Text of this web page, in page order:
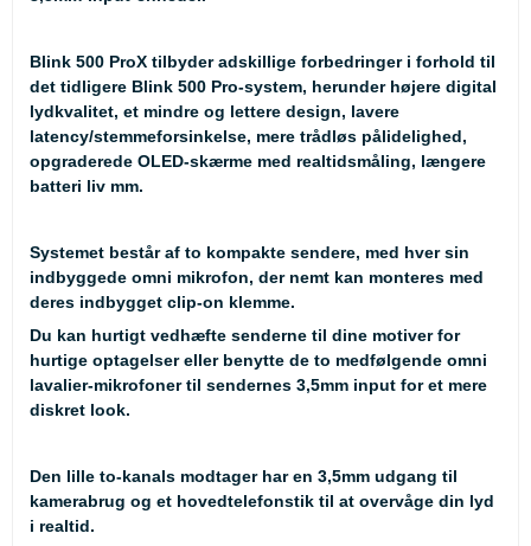
Blink 500 ProX tilbyder adskillige forbedringer i forhold til
det tidligere Blink 500 Pro-system, herunder højere digital
lydkvalitet, et mindre og lettere design, lavere
latency/stemmeforsinkelse, mere trådløs pålidelighed,
opgraderede OLED-skærme med realtidsmåling, længere
batteri liv mm.
Systemet består af to kompakte sendere, med hver sin
indbyggede omni mikrofon, der nemt kan monteres med
deres indbygget clip-on klemme.
Du kan hurtigt vedhæfte senderne til dine motiver for
hurtige optagelser eller benytte de to medfølgende omni
lavalier-mikrofoner til sendernes 3,5mm input for et mere
diskret look.
Den lille to-kanals modtager har en 3,5mm udgang til
kamerabrug og et hovedtelefonstik til at overvåge din lyd
i realtid.